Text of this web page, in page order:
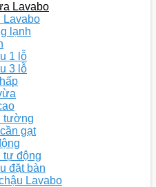
Lavabo
Lavabo
lạnh
1 lỗ
3 lỗ
tường
gạt
tự động
đặt bàn
Lavabo